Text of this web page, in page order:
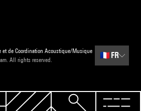
et de Coordination Acoustique/Musique
All rights reserved.
🇫🇷 FR